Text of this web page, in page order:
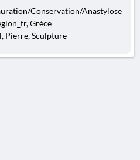
Conservation/Anastylose
Grèce
Pierre, Sculpture